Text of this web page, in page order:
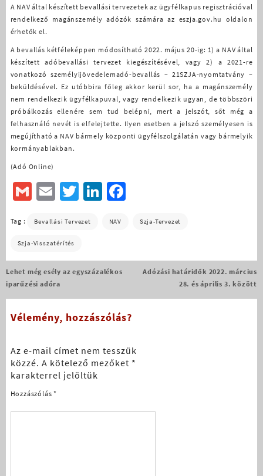
A NAV által készített bevallási tervezetek az ügyfélkapus regisztrációval
rendelkező magánszemély adózók számára az eszja.gov.hu oldalon
érhetők el.
A bevallás kétféleképpen módosítható 2022. május 20-ig: 1) a NAV által
készített adóbevallási tervezet kiegészítésével, vagy 2) a 2021-re
vonatkozó személyijövedelemadó-bevallás – 21SZJA-nyomtatvány –
beküldésével. Ez utóbbira főleg akkor kerül sor, ha a magánszemély
nem rendelkezik ügyfélkapuval, vagy rendelkezik ugyan, de többszöri
próbálkozás ellenére sem tud belépni, mert a jelszót, sőt még a
felhasználó nevét is elfelejtette. Ilyen esetben a jelszó személyesen is
megújítható a NAV bármely központi ügyfélszolgálatán vagy bármelyik
kormányablakban.
(Adó Online)
GmailEmailTwitterLinkedIn
Facebook
Tag : Bevallási Tervezet NAV Szja-Tervezet
Szja-Visszatérítés
Bejegyzés
navigáció
Lehet még esély az egyszázalékos
iparűzési adóra
Adózási határidők 2022. március
28. és április 3. között
Vélemény, hozzászólás?
Az e-mail címet nem tesszük
közzé. A kötelező mezőket *
karakterrel jelöltük
Hozzászólás*